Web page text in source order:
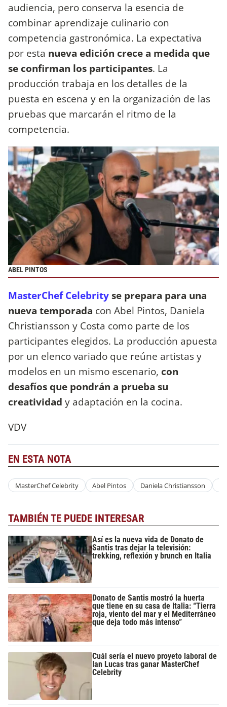
audiencia, pero conserva la esencia de
combinar aprendizaje culinario con
competencia gastronómica. La expectativa
por esta nueva edición crece a medida que
se confirman los participantes. La
producción trabaja en los detalles de la
puesta en escena y en la organización de las
pruebas que marcarán el ritmo de la
competencia.
ABEL PINTOS
MasterChef Celebrityse prepara para una
nueva temporada con Abel Pintos, Daniela
Christiansson y Costa como parte de los
participantes elegidos. La producción apuesta
por un elenco variado que reúne artistas y
modelos en un mismo escenario, con
desafíos que pondrán a prueba su
creatividad y adaptación en la cocina.
VDV
EN ESTA NOTA
MasterChef Celebrity Abel Pintos Daniela Christiansson
TAMBIÉN TE PUEDE INTERESAR
Así es la nueva vida de Donato de
Santis tras dejar la televisión:
trekking, reflexión y brunch en Italia
Donato de Santis mostró la huerta
que tiene en su casa de Italia: “Tierra
roja, viento del mar y el Mediterráneo
que deja todo más intenso”
Cuál sería el nuevo proyeto laboral de
Ian Lucas tras ganar MasterChef
Celebrity